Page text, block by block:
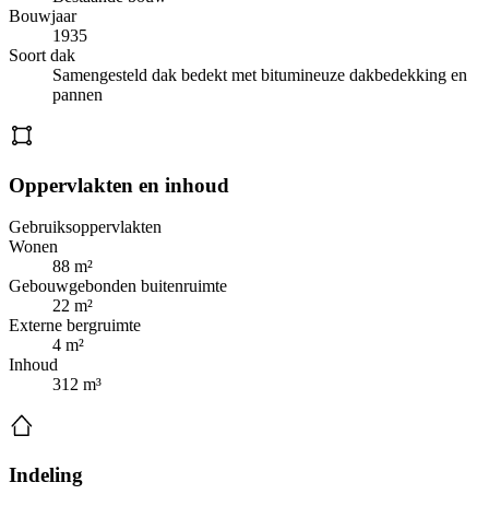
Bouwjaar
1935
Soort dak
Samengesteld dak bedekt met bitumineuze dakbedekking en
pannen
Oppervlakten en inhoud
Gebruiksoppervlakten
Wonen
88 m²
Gebouwgebonden buitenruimte
22 m²
Externe bergruimte
4 m²
Inhoud
312 m³
Indeling